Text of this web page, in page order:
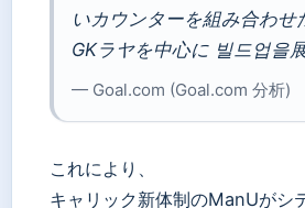
いカウンターを組み合わせ
GKラヤを中心に 빌드업을
— Goal.com (Goal.com 分析)
これにより、
キャリック新体制のManUがシ